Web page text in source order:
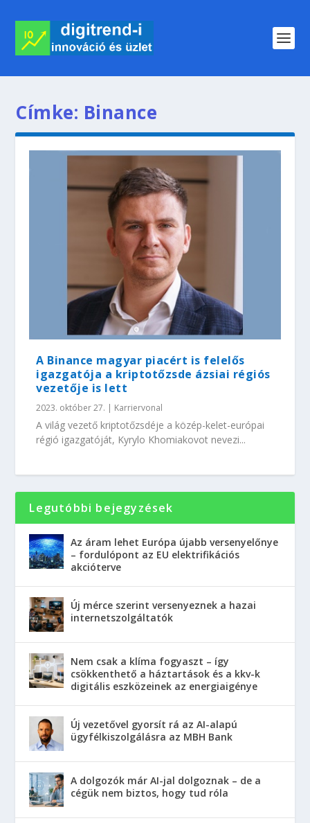
Címke: Binance
A Binance magyar piacért is felelős
igazgatója a kriptotőzsde ázsiai régiós
vezetője is lett
2023. október 27. | Karriervonal
A világ vezető kriptotőzsdéje a közép-kelet-európai
régió igazgatóját, Kyrylo Khomiakovot nevezi...
Legutóbbi bejegyzések
Az áram lehet Európa újabb versenyelőnye
– fordulópont az EU elektrifikációs
akcióterve
Új mérce szerint versenyeznek a hazai
internetszolgáltatók
Nem csak a klíma fogyaszt – így
csökkenthető a háztartások és a kkv-k
digitális eszközeinek az energiaigénye
Új vezetővel gyorsít rá az AI-alapú
ügyfélkiszolgálásra az MBH Bank
A dolgozók már AI-jal dolgoznak – de a
cégük nem biztos, hogy tud róla